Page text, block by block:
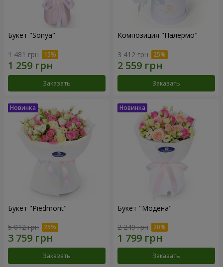
Букет "Sonya"
1 481 грн
Заказать
Композиция "Палермо"
3 412 грн
Заказать
Букет "Piedmont"
5 012 грн
Заказать
Букет "Модена"
2 249 грн
Заказать